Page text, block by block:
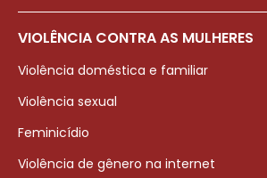
VIOLÊNCIA CONTRA AS MULHERES
Violência doméstica e familiar
Violência sexual
Feminicídio
Violência de gênero na internet